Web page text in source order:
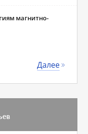
магнитно-
Далее